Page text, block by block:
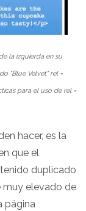
la izquierda en su
"Blue Velvet" rel =
para el uso de rel =
hacer, es la
que el
duplicado
muy elevado de
página